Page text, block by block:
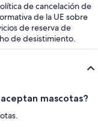
de cancelación de
de la UE sobre
de reserva de
de desistimiento.
mascotas?